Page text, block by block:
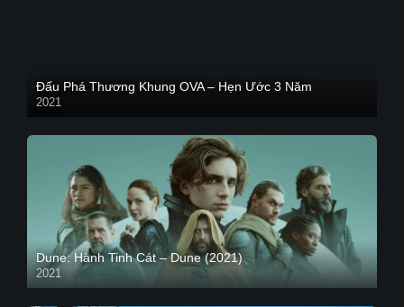
Đấu Phá Thương Khung OVA – Hẹn Ước 3 Năm
2021
Dune: Hành Tinh Cát – Dune (2021)
2021
HD VIETSUB